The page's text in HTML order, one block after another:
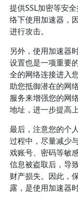
提供SSL加密等安
络下使用加速器，
进行攻击。
另外，使用加速器
设置也是一项重要
全的网络连接进入
助您抵御潜在的网
服务来增强您的网
地址，进一步提高
最后，注意您的个
过程中，尽量减少
戏账号、密码等敏
信息被盗取后，导
财产损失。因此，
露，是使用加速器